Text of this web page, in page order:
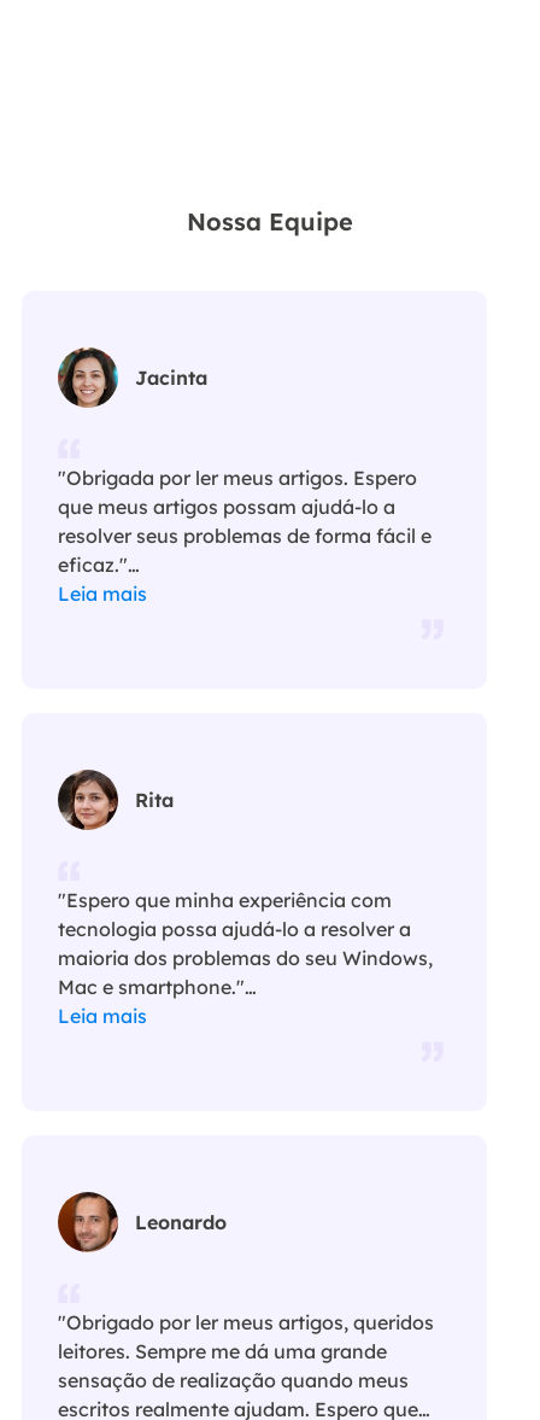
Nossa Equipe
Jacinta
"Obrigada por ler meus artigos. Espero
que meus artigos possam ajudá-lo a
resolver seus problemas de forma fácil e
eficaz."…
Leia mais
Rita
"Espero que minha experiência com
tecnologia possa ajudá-lo a resolver a
maioria dos problemas do seu Windows,
Mac e smartphone."…
Leia mais
Leonardo
"Obrigado por ler meus artigos, queridos
leitores. Sempre me dá uma grande
sensação de realização quando meus
escritos realmente ajudam. Espero que